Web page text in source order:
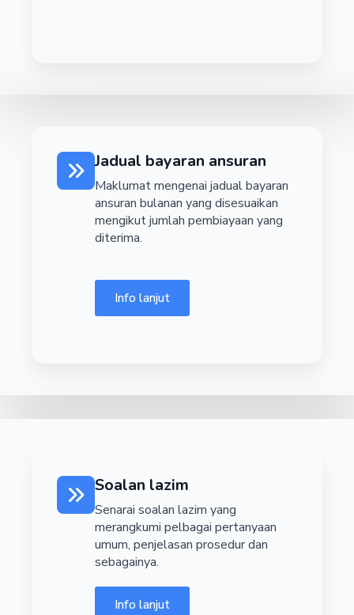
Jadual bayaran ansuran
Maklumat mengenai jadual bayaran
ansuran bulanan yang disesuaikan
mengikut jumlah pembiayaan yang
diterima.
Info lanjut
Soalan lazim
Senarai soalan lazim yang
merangkumi pelbagai pertanyaan
umum, penjelasan prosedur dan
sebagainya.
Info lanjut